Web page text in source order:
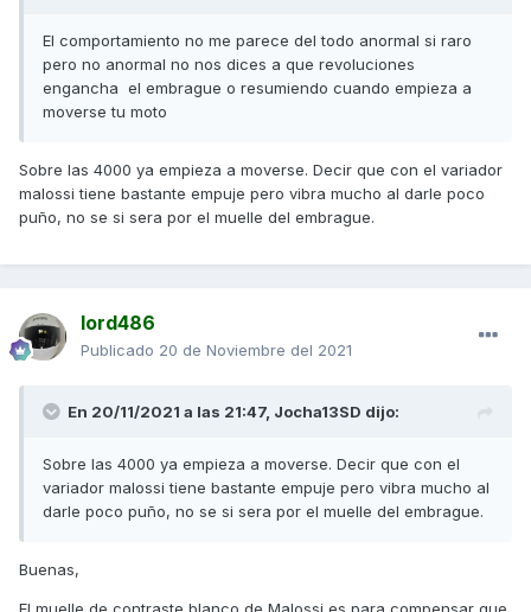
El comportamiento no me parece del todo anormal si raro
pero no anormal no nos dices a que revoluciones
engancha el embrague o resumiendo cuando empieza a
moverse tu moto
Sobre las 4000 ya empieza a moverse. Decir que con el variador
malossi tiene bastante empuje pero vibra mucho al darle poco
puño, no se si sera por el muelle del embrague.
lord486
Publicado 20 de Noviembre del 2021
En 20/11/2021 a las 21:47, Jocha13SD dijo:
Sobre las 4000 ya empieza a moverse. Decir que con el
variador malossi tiene bastante empuje pero vibra mucho al
darle poco puño, no se si sera por el muelle del embrague.
Buenas,